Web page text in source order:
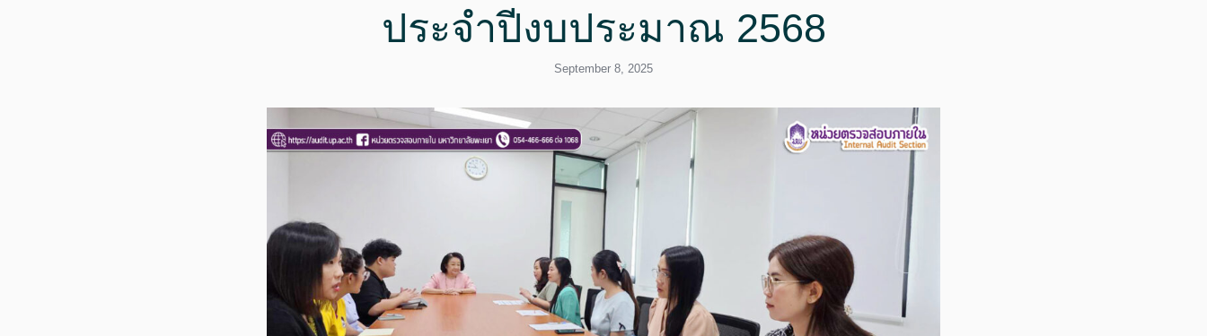
ประจำปีงบประมาณ 2568
September 8, 2025